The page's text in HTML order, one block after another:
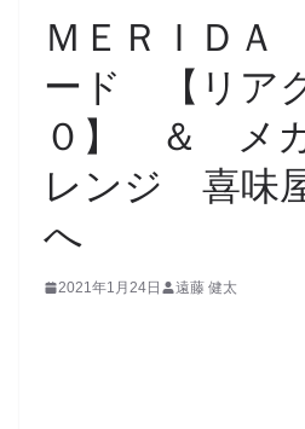
ＭＥＲＩＤＡ
ード 【リア
０】 ＆ メ
レンジ 喜味
へ
2021年1月24日 遠藤 健太